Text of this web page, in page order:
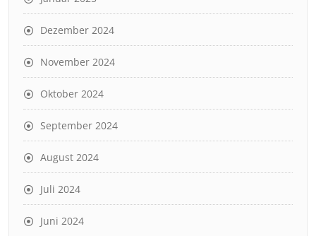
Dezember 2024
November 2024
Oktober 2024
September 2024
August 2024
Juli 2024
Juni 2024